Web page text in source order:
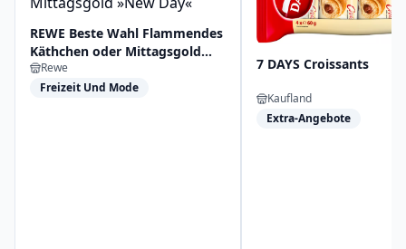
REWE Beste Wahl Flammendes
Käthchen oder Mittagsgold
»New Day«
Rewe
Freizeit Und Mode
7 DAYS Croissants
Kaufland
Extra-Angebote